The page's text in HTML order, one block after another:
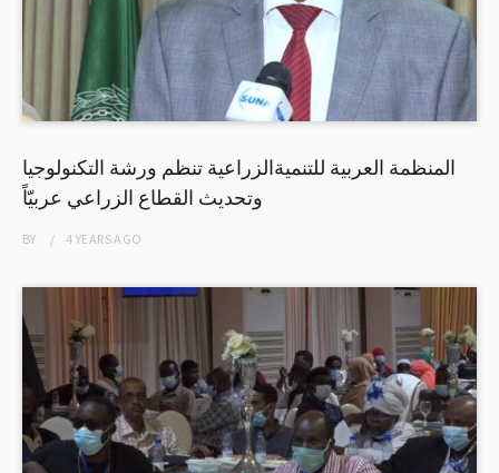
المنظمة العربية للتنميةالزراعية تنظم ورشة التكنولوجيا
وتحديث القطاع الزراعي عربيّاً
BY 4 YEARSAGO